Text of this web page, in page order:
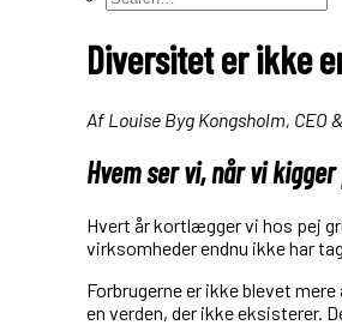
Diversitet er ikke
Af Louise Byg Kongsholm,
Hvem ser vi, når vi
Hvert år kortlægger vi hos pej
virksomheder endnu ikke har
Forbrugerne er ikke blevet
en verden, der ikke eksisterer.